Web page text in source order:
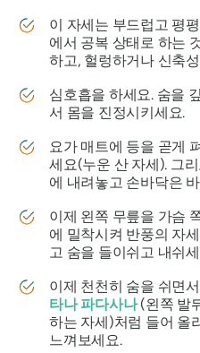
이 자세는 부드럽고 평
에서 공복 상태로 하는
하고, 헐렁하거나 신축
심호흡을 하세요. 숨을
서 몸을 진정시키세요.
요가 매트에 등을 곧게
세요(누운 산 자세). 그
에 내려놓고 손바닥은
이제 왼쪽 무릎을 가슴
에 밀착시켜 반풍의 자
고 숨을 들이쉬고 내쉬
이제 천천히 숨을 쉬면
타나 파다사나(왼쪽 발
하는 자세)처럼 들어 올
느껴보세요.